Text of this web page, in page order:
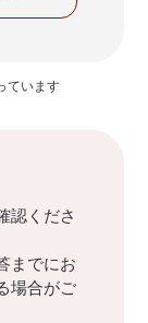
ています
認くださ
までにお
場合がご